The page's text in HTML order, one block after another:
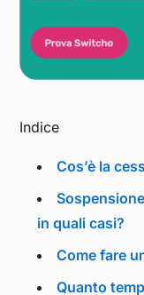
Indice
Cos’è la
in quali casi?
Come fare
Quanto